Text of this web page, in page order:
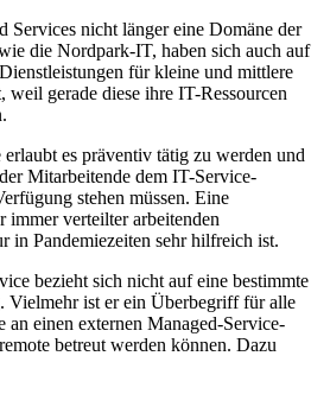
Services nicht länger eine Domäne der
die Nordpark-IT, haben sich auch auf
für kleine und mittlere
weil gerade diese ihre IT-Ressourcen
es präventiv tätig zu werden und
Mitarbeitende dem IT-Service-
stehen müssen. Eine
immer verteilter arbeitenden
in Pandemiezeiten sehr hilfreich ist.
bezieht sich nicht auf eine bestimmte
Vielmehr ist er ein Überbegriff für alle
einen externen Managed-Service-
betreut werden können. Dazu